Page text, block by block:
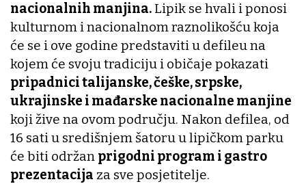
nacionalnih manjina. Lipik se hvali i ponosi
kulturnom i nacionalnom raznolikošću koja
će se i ove godine predstaviti u defileu na
kojem će svoju tradiciju i običaje pokazati
pripadnici talijanske, češke, srpske,
ukrajinske i mađarske nacionalne manjine
koji žive na ovom području. Nakon defilea, od
16 sati u središnjem šatoru u lipičkom parku
će biti održan prigodni program i gastro
prezentacija za sve posjetitelje.